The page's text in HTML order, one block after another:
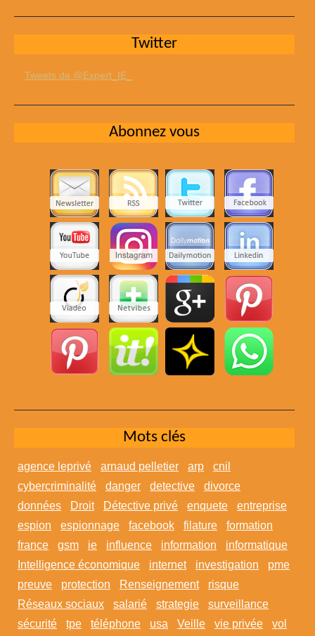
Twitter
Tweets de @Expert_IE_
Abonnez vous
Mots clés
agence leprivé arnaud pelletier arp
cnil
cybercriminalité
danger detective
divorce
données
Droit Détective privé enquete
entreprise
espion
espionnage facebook filature
formation
france
gsm ie influence information
informatique
Intelligence économique
internet investigation
pme
preuve
protection Renseignement
risque
Réseaux sociaux
salarié strategie
surveillance
sécurité
tpe téléphone usa Veille vie privée vol